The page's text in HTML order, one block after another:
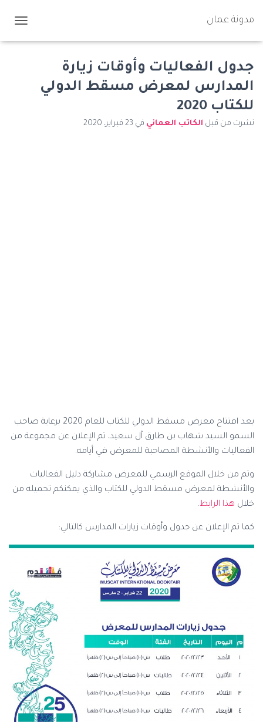
مدونة عمان
ب
جدول الفعاليات وأوقات زيارة
المدارس لمعرض مسقط الدولي
للكتاب 2020
نشرت من قبل الكاتب العماني في 23 فبراير، 2020
بعد افتتاح معرض مسقط الدولي للكتاب للعام 2020 برعاية صاحب
السمو السيد شهاب بن طارق آل سعيد، تم الإعلان عن مجموعة من
الفعاليات والأنشطة المصاحبة للمعرض في أيامه.
وتم من خلال الموقع الرسمي للمعرض مشاركة دليل الفعاليات
والأنشطة لمعرض مسقط الدولي للكتاب والذي يمكنكم تحميله من
خلال هذا الرابط.
كما تم الإعلان عن جدول وأوقات زيارات المدارس كالتالي: